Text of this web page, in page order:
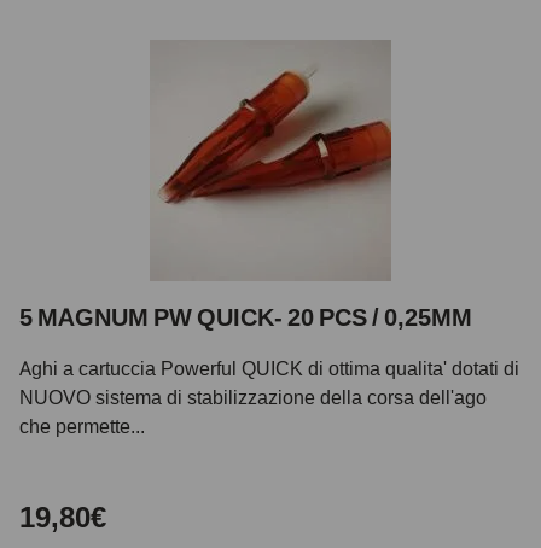
5 MAGNUM PW QUICK- 20 PCS / 0,25MM
Aghi a cartuccia Powerful QUICK di ottima qualita' dotati di
NUOVO sistema di stabilizzazione della corsa dell'ago
che permette...
19,80€